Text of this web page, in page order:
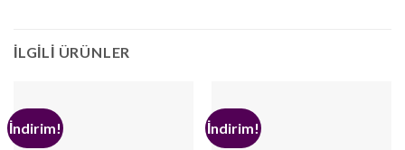
İLGILI ÜRÜNLER
İndirim! İndirim!